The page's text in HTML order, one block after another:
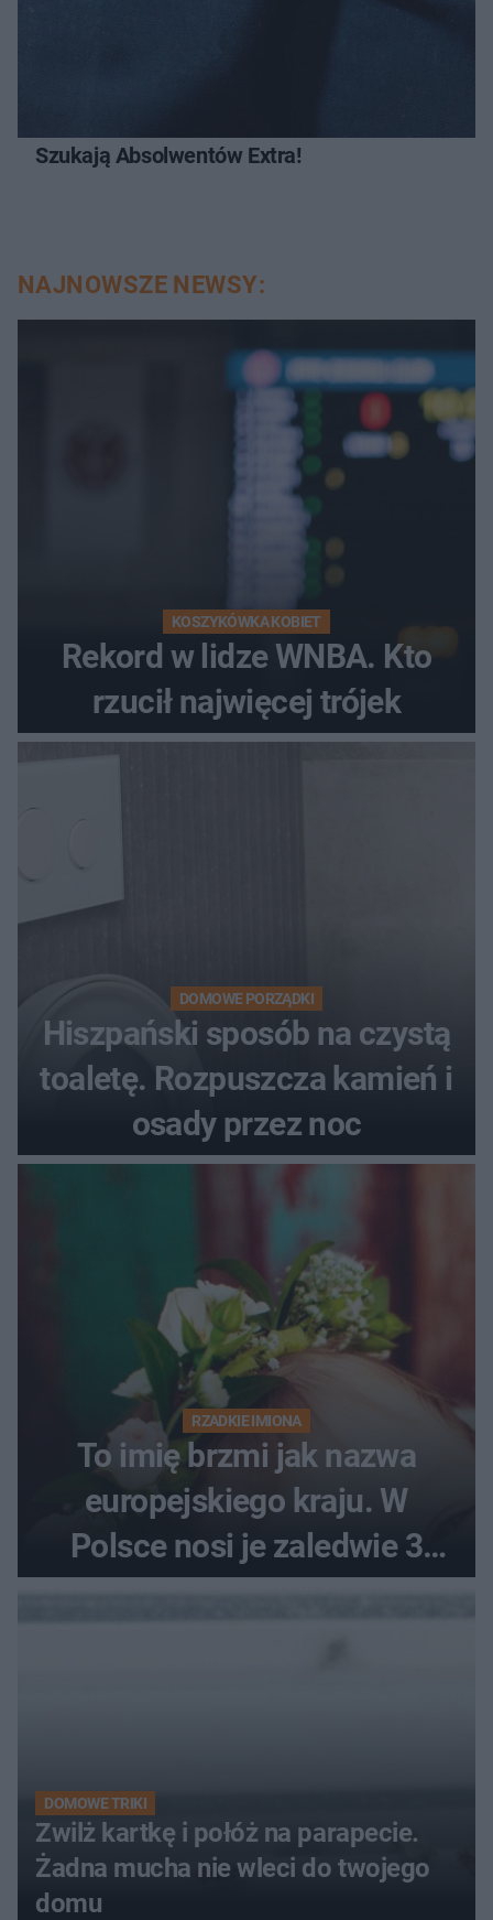
Szukają Absolwentów Extra!
NAJNOWSZE NEWSY:
KOSZYKÓWKA KOBIET
Rekord w lidze WNBA. Kto
rzucił najwięcej trójek
DOMOWE PORZĄDKI
Hiszpański sposób na czystą
toaletę. Rozpuszcza kamień i
osady przez noc
RZADKIE IMIONA
To imię brzmi jak nazwa
europejskiego kraju. W
Polsce nosi je zaledwie 3
kobiety
DOMOWE TRIKI
Zwilż kartkę i połóż na parapecie.
Żadna mucha nie wleci do twojego
domu